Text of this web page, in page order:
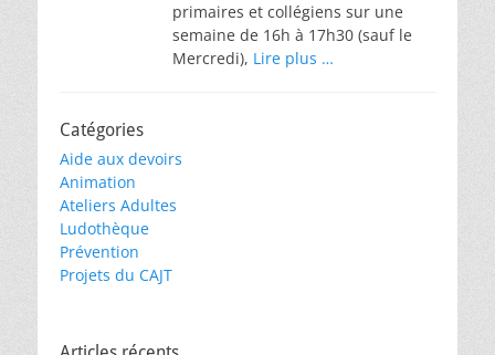
primaires et collégiens sur une
semaine de 16h à 17h30 (sauf le
Mercredi), Lire plus …
Catégories
Aide aux devoirs
Animation
Ateliers Adultes
Ludothèque
Prévention
Projets du CAJT